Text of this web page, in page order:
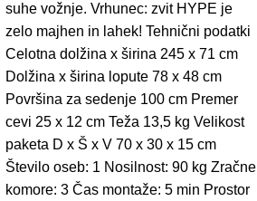
suhe vožnje. Vrhunec: zvit HYPE je
zelo majhen in lahek! Tehnični podatki
Celotna dolžina x širina 245 x 71 cm
Dolžina x širina lopute 78 x 48 cm
Površina za sedenje 100 cm Premer
cevi 25 x 12 cm Teža 13,5 kg Velikost
paketa D x Š x V 70 x 30 x 15 cm
Število oseb: 1 Nosilnost: 90 kg Zračne
komore: 3 Čas montaže: 5 min Prostor